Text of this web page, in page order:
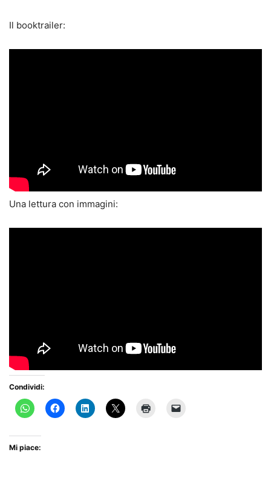
Il booktrailer:
Una lettura con immagini:
Condividi:
Mi piace: